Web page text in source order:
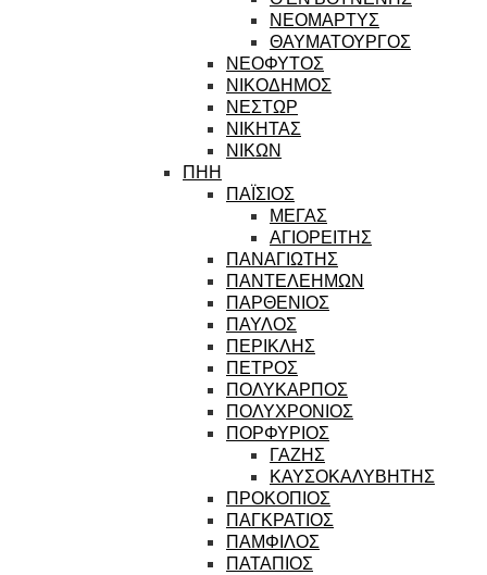
ΝΕΟΜΑΡΤΥΣ
ΘΑΥΜΑΤΟΥΡΓΟΣ
ΝΕΟΦΥΤΟΣ
ΝΙΚΟΔΗΜΟΣ
ΝΕΣΤΩΡ
ΝΙΚΗΤΑΣ
ΝΙΚΩΝ
ΠΗΗ
ΠΑΪΣΙΟΣ
ΜΕΓΑΣ
ΑΓΙΟΡΕΙΤΗΣ
ΠΑΝΑΓΙΩΤΗΣ
ΠΑΝΤΕΛΕΗΜΩΝ
ΠΑΡΘΕΝΙΟΣ
ΠΑΥΛΟΣ
ΠΕΡΙΚΛΗΣ
ΠΕΤΡΟΣ
ΠΟΛΥΚΑΡΠΟΣ
ΠΟΛΥΧΡΟΝΙΟΣ
ΠΟΡΦΥΡΙΟΣ
ΓΑΖΗΣ
ΚΑΥΣΟΚΑΛΥΒΗΤΗΣ
ΠΡΟΚΟΠΙΟΣ
ΠΑΓΚΡΑΤΙΟΣ
ΠΑΜΦΙΛΟΣ
ΠΑΤΑΠΙΟΣ